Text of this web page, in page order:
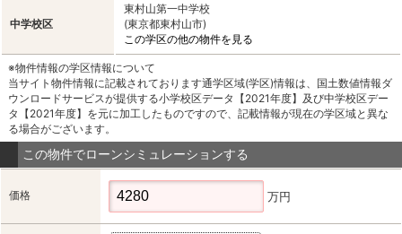
中学校区
東村山第一中学校
(東京都東村山市)
この学区の他の物件を見る
※物件情報の学区情報について
当サイト物件情報に記載されております通学区域(学区)情報は、国土数値情報ダ
ウンロードサービスが提供する小学校区データ【2021年度】及び中学校区デー
タ【2021年度】を元に加工したものですので、記載情報が現在の学区域と異な
る場合がございます。
この物件でローンシミュレーションする
価格 万円